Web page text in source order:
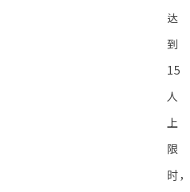
达
到
15
人
上
限
时，